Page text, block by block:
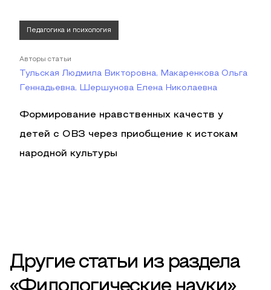
Педагогика и психология
Авторы статьи
Тульская Людмила Викторовна, Макаренкова Ольга
Геннадьевна, Шершунова Елена Николаевна
Формирование нравственных качеств у
детей с ОВЗ через приобщение к истокам
народной культуры
Другие статьи из раздела